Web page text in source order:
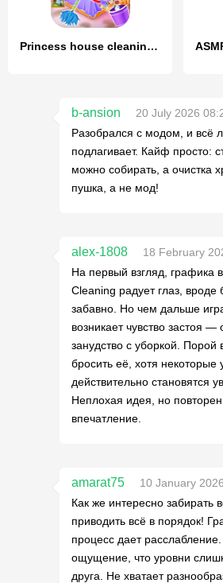
Princess house cleaning advent
b-ansion
20 July 2026
Разобрался с модом, и всё
подлагивает. Кайф просто:
можно собирать, а очистка
пушка, а не мод!
alex-1808
18 February
На первый взгляд, графика
Cleaning радует глаз,
забавно. Но чем дальше
возникает чувство застоя —
занудство с уборкой. Порой
бросить её, хотя некоторые
действительно становятся
Неплохая идея, но
впечатление.
amarat75
10 January
Как же интересно забирать
приводить всё в порядок!
процесс дает
ощущение, что уровни
друга. Не хватает